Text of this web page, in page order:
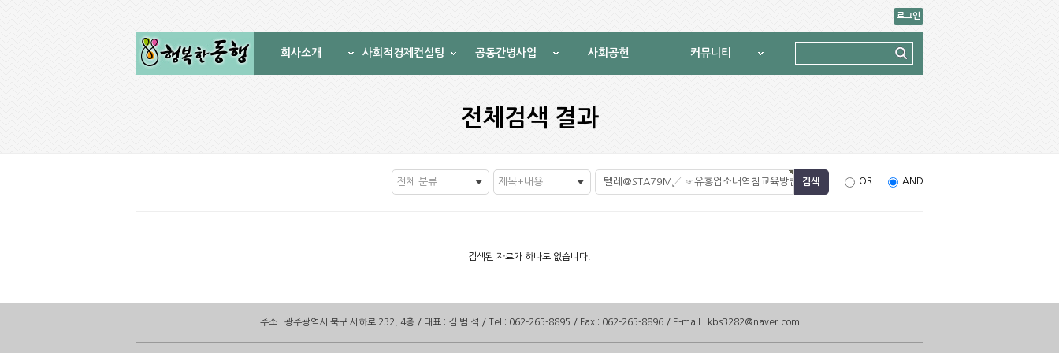
회사소개 사회적경제컨설팅 공동간병사업 사회공헌 커뮤니티
로그인
전체검색 결과
전체 분류 제목+내용 OR AND
검색된 자료가 하나도 없습니다.
주소 : 광주광역시 북구 서하로 232, 4층 / 대표 : 김 범 석 / Tel : 062-265-8895 / Fax : 062-265-8896 / E-mail : kbs3282@naver.com